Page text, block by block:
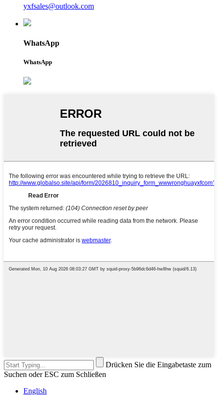
yxfsales@outlook.com
WhatsApp
WhatsApp
Drücken Sie die Eingabetaste zum
Suchen oder ESC zum Schließen
English